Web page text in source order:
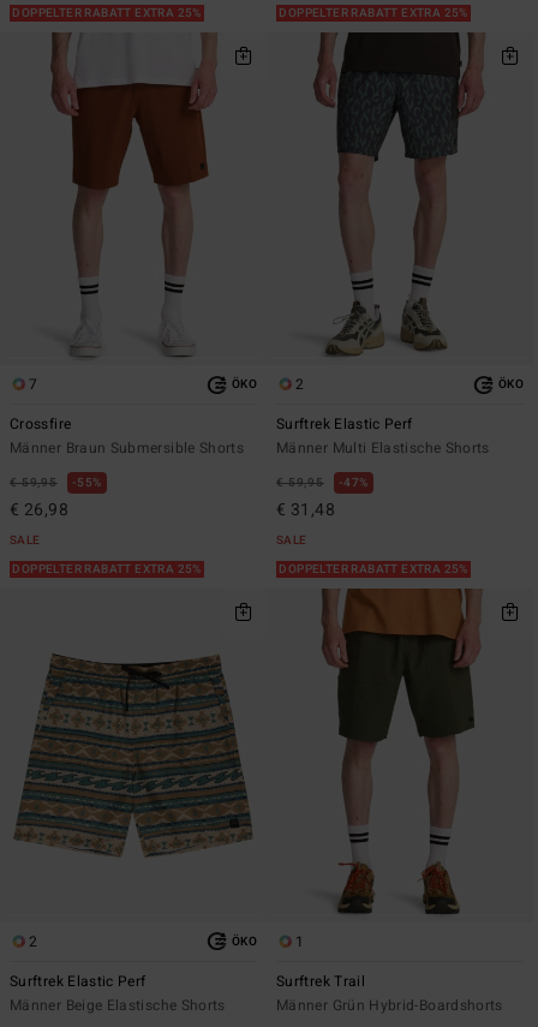
DOPPELTER RABATT EXTRA 25%
DOPPELTER RABATT EXTRA 25%
7 ÖKO
Crossfire
Männer Braun Submersible Shorts
€ 59,95 55%
€ 26,98
SALE
DOPPELTER RABATT EXTRA 25%
2 ÖKO
Surftrek Elastic Perf
Männer Multi Elastische Shorts
€ 59,95 47%
€ 31,48
SALE
DOPPELTER RABATT EXTRA 25%
2 ÖKO
Surftrek Elastic Perf
Männer Beige Elastische Shorts
1
Surftrek Trail
Männer Grün Hybrid-Boardshorts